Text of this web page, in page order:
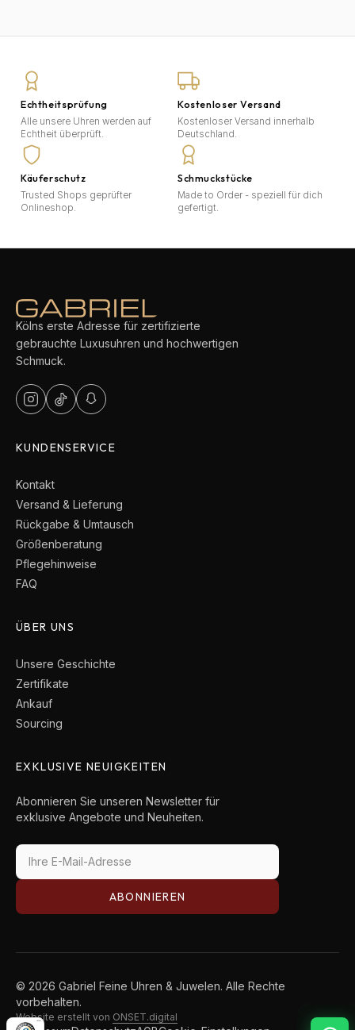
Echtheitsprüfung
Alle unsere Uhren werden auf
Echtheit überprüft.
Kostenloser Versand
Kostenloser Versand innerhalb
Deutschland.
Käuferschutz
Trusted Shops geprüfter
Onlineshop.
Schmuckstücke
Made to Order - speziell für dich
gefertigt.
Kölns erste Adresse für zertifizierte
gebrauchte Luxusuhren und hochwertigen
Schmuck.
KUNDENSERVICE
Kontakt
Versand & Lieferung
Rückgabe & Umtausch
Größenberatung
Pflegehinweise
FAQ
ÜBER UNS
Unsere Geschichte
Zertifikate
Ankauf
Sourcing
EXKLUSIVE NEUIGKEITEN
Abonnieren Sie unseren Newsletter für
exklusive Angebote und Neuheiten.
ABONNIEREN
© 2026 Gabriel Feine Uhren & Juwelen. Alle Rechte
vorbehalten.
Website erstellt von ONSET.digital